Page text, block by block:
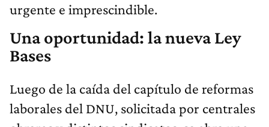
urgente e imprescindible.
Una oportunidad: la nueva Ley
Bases
Luego de la caída del capítulo de reformas
laborales del DNU, solicitada por centrales